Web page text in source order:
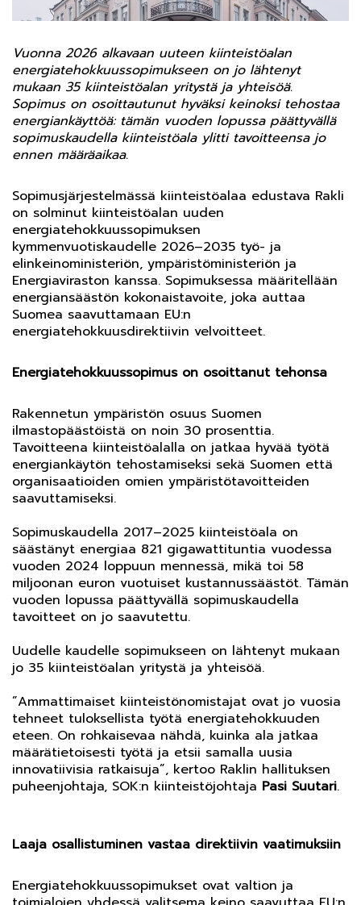
Vuonna 2026 alkavaan uuteen kiinteistöalan
energiatehokkuussopimukseen on jo lähtenyt
mukaan 35 kiinteistöalan yritystä ja yhteisöä.
Sopimus on osoittautunut hyväksi keinoksi tehostaa
energiankäyttöä: tämän vuoden lopussa päättyvällä
sopimuskaudella kiinteistöala ylitti tavoitteensa jo
ennen määräaikaa.
Sopimusjärjestelmässä kiinteistöalaa edustava Rakli
on solminut kiinteistöalan uuden
energiatehokkuussopimuksen
kymmenvuotiskaudelle 2026–2035 työ- ja
elinkeinoministeriön, ympäristöministeriön ja
Energiaviraston kanssa. Sopimuksessa määritellään
energiansäästön kokonaistavoite, joka auttaa
Suomea saavuttamaan EU:n
energiatehokkuusdirektiivin velvoitteet.
Energiatehokkuussopimus on osoittanut tehonsa
Rakennetun ympäristön osuus Suomen
ilmastopäästöistä on noin 30 prosenttia.
Tavoitteena kiinteistöalalla on jatkaa hyvää työtä
energiankäytön tehostamiseksi sekä Suomen että
organisaatioiden omien ympäristötavoitteiden
saavuttamiseksi.
Sopimuskaudella 2017–2025 kiinteistöala on
säästänyt energiaa 821 gigawattituntia vuodessa
vuoden 2024 loppuun mennessä, mikä toi 58
miljoonan euron vuotuiset kustannussäästöt. Tämän
vuoden lopussa päättyvällä sopimuskaudella
tavoitteet on jo saavutettu.
Uudelle kaudelle sopimukseen on lähtenyt mukaan
jo 35 kiinteistöalan yritystä ja yhteisöä.
”Ammattimaiset kiinteistönomistajat ovat jo vuosia
tehneet tuloksellista työtä energiatehokkuuden
eteen. On rohkaisevaa nähdä, kuinka ala jatkaa
määrätietoisesti työtä ja etsii samalla uusia
innovatiivisia ratkaisuja”, kertoo Raklin hallituksen
puheenjohtaja, SOK:n kiinteistöjohtaja Pasi Suutari.
Laaja osallistuminen vastaa direktiivin vaatimuksiin
Energiatehokkuussopimukset ovat valtion ja